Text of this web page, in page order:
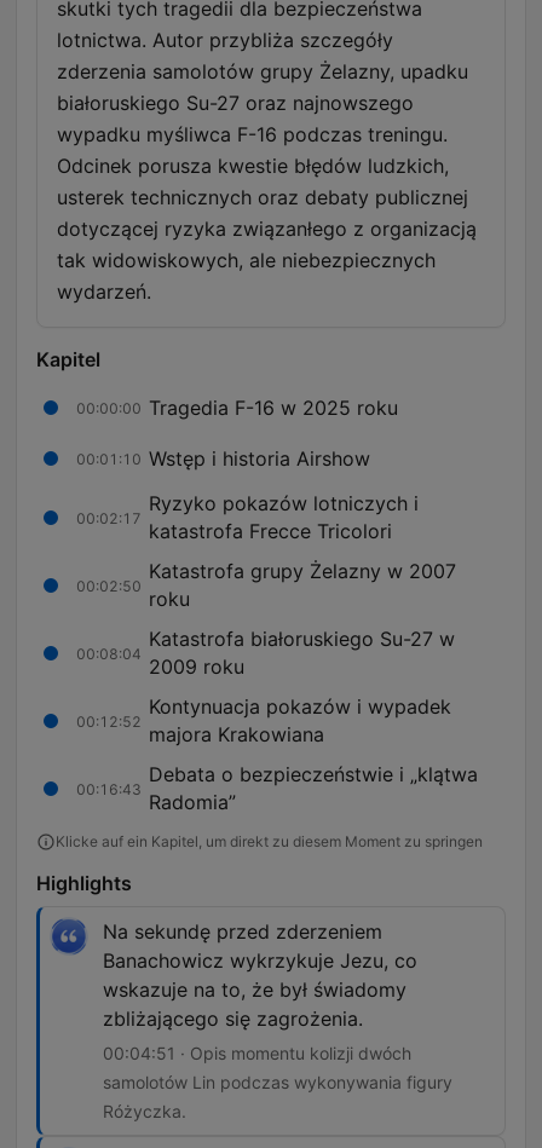
skutki tych tragedii dla bezpieczeństwa
lotnictwa. Autor przybliża szczegóły
zderzenia samolotów grupy Żelazny, upadku
białoruskiego Su-27 oraz najnowszego
wypadku myśliwca F-16 podczas treningu.
Odcinek porusza kwestie błędów ludzkich,
usterek technicznych oraz debaty publicznej
dotyczącej ryzyka związanłego z organizacją
tak widowiskowych, ale niebezpiecznych
wydarzeń.
Kapitel
00:00:00 Tragedia F-16 w 2025 roku
00:01:10 Wstęp i historia Airshow
00:02:17
Ryzyko pokazów lotniczych i
katastrofa Frecce Tricolori
00:02:50
Katastrofa grupy Żelazny w 2007
roku
00:08:04
Katastrofa białoruskiego Su-27 w
2009 roku
00:12:52
Kontynuacja pokazów i wypadek
majora Krakowiana
00:16:43
Debata o bezpieczeństwie i „klątwa
Radomia”
Klicke auf ein Kapitel, um direkt zu diesem Moment zu springen
Highlights
Na sekundę przed zderzeniem
Banachowicz wykrzykuje Jezu, co
wskazuje na to, że był świadomy
zbliżającego się zagrożenia.
00:04:51 · Opis momentu kolizji dwóch
samolotów Lin podczas wykonywania figury
Różyczka.